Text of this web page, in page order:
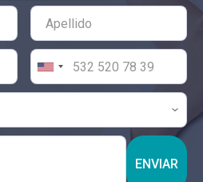
ENVIAR